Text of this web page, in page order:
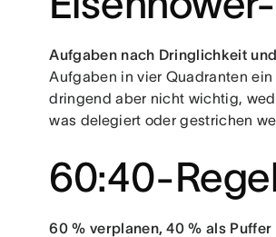
Aufgaben nach Dringlichkeit
Aufgaben in vier Quadranten
dringend aber nicht wichtig,
was delegiert oder gestrichen
60:40-
60 % verplanen, 40 % als Puffer